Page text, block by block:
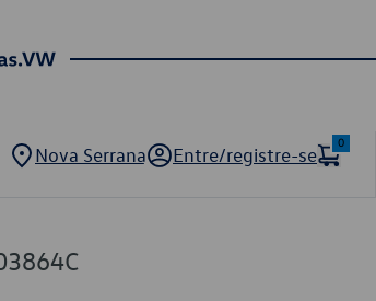
Nova Serrana Entre/registre-se
0